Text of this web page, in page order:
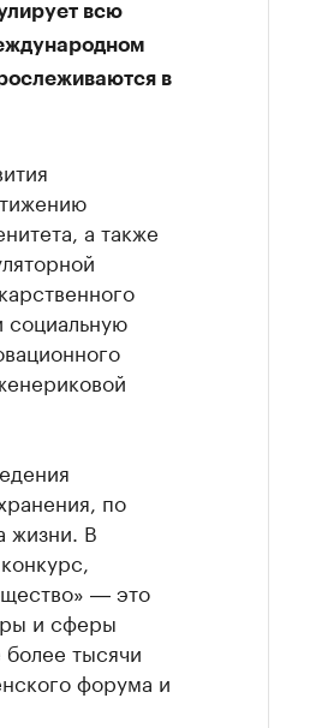
всю
в
а также
по
жизни. В
― это
и сферы
тысячи
форума и